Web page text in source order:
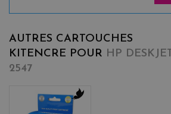
AUTRES CARTOUCHES
KITENCRE POUR HP DESKJET
2547